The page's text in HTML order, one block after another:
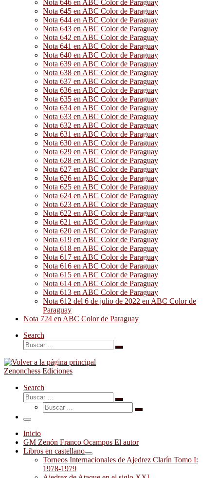
Nota 646 en ABC Color de Paraguay
Nota 645 en ABC Color de Paraguay
Nota 644 en ABC Color de Paraguay
Nota 643 en ABC Color de Paraguay
Nota 642 en ABC Color de Paraguay
Nota 641 en ABC Color de Paraguay
Nota 640 en ABC Color de Paraguay
Nota 639 en ABC Color de Paraguay
Nota 638 en ABC Color de Paraguay
Nota 637 en ABC Color de Paraguay
Nota 636 en ABC Color de Paraguay
Nota 635 en ABC Color de Paraguay
Nota 634 en ABC Color de Paraguay
Nota 633 en ABC Color de Paraguay
Nota 632 en ABC Color de Paraguay
Nota 631 en ABC Color de Paraguay
Nota 630 en ABC Color de Paraguay
Nota 629 en ABC Color de Paraguay
Nota 628 en ABC Color de Paraguay
Nota 627 en ABC Color de Paraguay
Nota 626 en ABC Color de Paraguay
Nota 625 en ABC Color de Paraguay
Nota 624 en ABC Color de Paraguay
Nota 623 en ABC Color de Paraguay
Nota 622 en ABC Color de Paraguay
Nota 621 en ABC Color de Paraguay
Nota 620 en ABC Color de Paraguay
Nota 619 en ABC Color de Paraguay
Nota 618 en ABC Color de Paraguay
Nota 617 en ABC Color de Paraguay
Nota 616 en ABC Color de Paraguay
Nota 615 en ABC Color de Paraguay
Nota 614 en ABC Color de Paraguay
Nota 613 en ABC Color de Paraguay
Nota 612 del 6 de julio de 2022 en ABC Color de
Paraguay
Nota 724 en ABC Color de Paraguay
Search
Buscar
Buscar
Zenonchess Ediciones
Search
Buscar
Buscar
Buscar
Buscar
Menú
Inicio
GM Zenón Franco Ocampos El autor
Libros en castellano
Torneos Internacionales de Ajedrez Clarín Tomo I:
1978-1979